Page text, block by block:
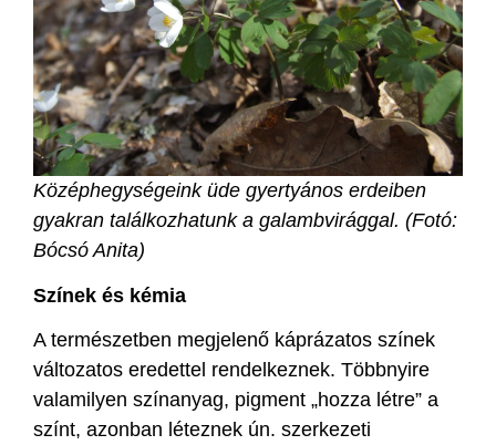
Középhegységeink üde gyertyános erdeiben
gyakran találkozhatunk a galambvirággal. (Fotó:
Bócsó Anita)
Színek és kémia
A természetben megjelenő káprázatos színek
változatos eredettel rendelkeznek. Többnyire
valamilyen színanyag, pigment „hozza létre” a
színt, azonban léteznek ún. szerkezeti